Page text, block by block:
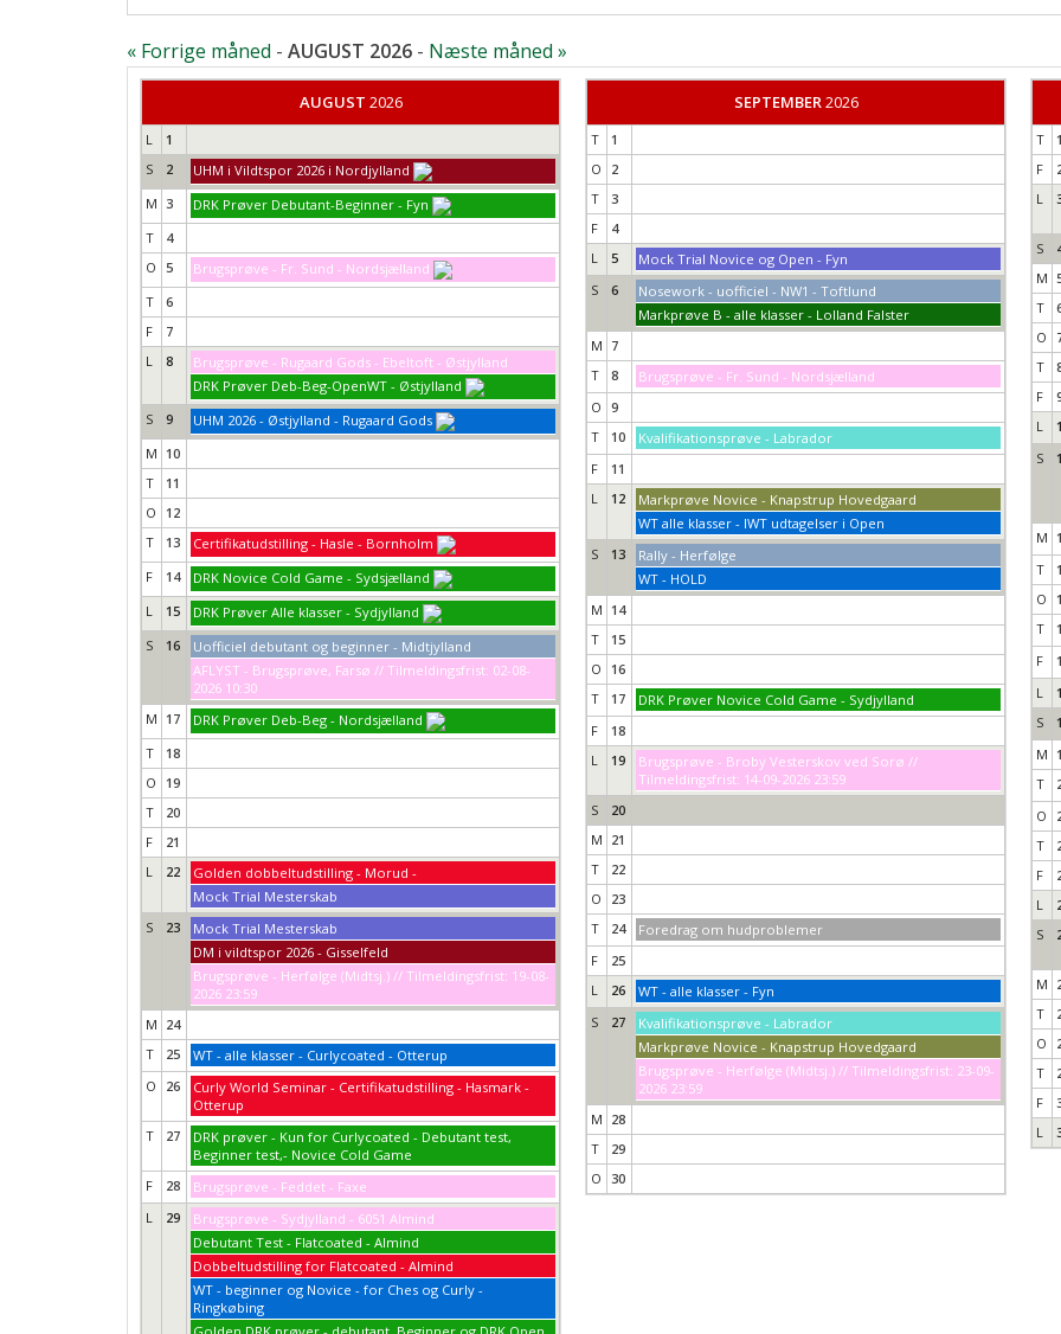
« Forrige måned - AUGUST 2026 - Næste måned »
AUGUST 2026
L
1
S
2
UHM i Vildtspor 2026 i Nordjylland
M 3
DRK Prøver Debutant-Beginner - Fyn
T
4
O
5
Brugsprøve - Fr. Sund - Nordsjælland
T
6
F
7
L
8
Brugsprøve - Rugaard Gods - Ebeltoft - Østjylland
DRK Prøver Deb-Beg-OpenWT - Østjylland
S
9
UHM 2026 - Østjylland - Rugaard Gods
M 10
T
11
O
12
T
13
Certifikatudstilling - Hasle - Bornholm
F
14
DRK Novice Cold Game - Sydsjælland
L
15
DRK Prøver Alle klasser - Sydjylland
S
16
Uofficiel debutant og beginner - Midtjylland
AFLYST - Brugsprøve, Farsø // Tilmeldingsfrist: 02-08-
2026 10:30
M 17
DRK Prøver Deb-Beg - Nordsjælland
T
18
O
19
T
20
F
21
L
22
Golden dobbeltudstilling - Morud -
Mock Trial Mesterskab
S
23
Mock Trial Mesterskab
DM i vildtspor 2026 - Gisselfeld
Brugsprøve - Herfølge (Midtsj.) // Tilmeldingsfrist: 19-08-
2026 23:59
M 24
T
25
WT - alle klasser - Curlycoated - Otterup
O
26
Curly World Seminar - Certifikatudstilling - Hasmark -
Otterup
T
27
DRK prøver - Kun for Curlycoated - Debutant test,
Beginner test,- Novice Cold Game
F
28
Brugsprøve - Feddet - Faxe
L
29
Brugsprøve - Sydjylland - 6051 Almind
Debutant Test - Flatcoated - Almind
Dobbeltudstilling for Flatcoated - Almind
WT - beginner og Novice - for Ches og Curly -
Ringkøbing
SEPTEMBER2026
T
1
O
2
T
3
F
4
L
5
Mock Trial Novice og Open - Fyn
S
6
Nosework - uofficiel - NW1 - Toftlund
Markprøve B - alle klasser - Lolland Falster
M 7
T
8
Brugsprøve - Fr. Sund - Nordsjælland
O 9
T
10
Kvalifikationsprøve - Labrador
F
11
L
12
Markprøve Novice - Knapstrup Hovedgaard
WT alle klasser - IWT udtagelser i Open
S
13
Rally - Herfølge
WT - HOLD
M 14
T
15
O
16
T
17
DRK Prøver Novice Cold Game - Sydjylland
F
18
L
19
Brugsprøve - Broby Vesterskov ved Sorø //
Tilmeldingsfrist: 14-09-2026 23:59
S
20
M 21
T
22
O
23
T
24
Foredrag om hudproblemer
F
25
L
26
WT - alle klasser - Fyn
S
27
Kvalifikationsprøve - Labrador
Markprøve Novice - Knapstrup Hovedgaard
Brugsprøve - Herfølge (Midtsj.) // Tilmeldingsfrist: 23-09-
2026 23:59
M 28
T
29
O 30
T
1
F
L
S
M
T
O
T
F
L
S
M
T
O
T
F
L
S
M
T
O
T
F
L
S
M
T
O
T
F
L